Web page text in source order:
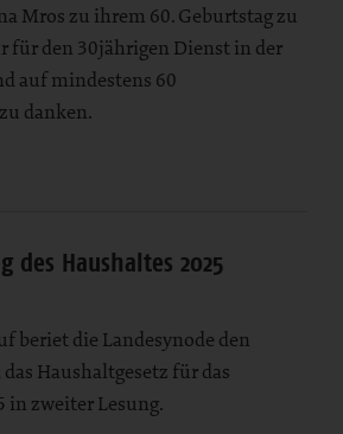
Mros zu ihrem 60. Geburtstag zu
für den 30jährigen Dienst in der
auf mindestens 60
danken.
des Haushaltes 2025
beriet die Landesynode den
Haushaltgesetz für das
in zweiter Lesung.